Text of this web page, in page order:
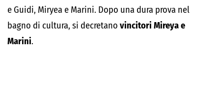
e Guidi, Miryea e Marini. Dopo una dura prova nel
bagno di cultura, si decretano vincitori Mireya e
Marini.